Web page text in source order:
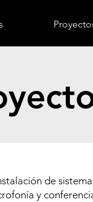
de
y